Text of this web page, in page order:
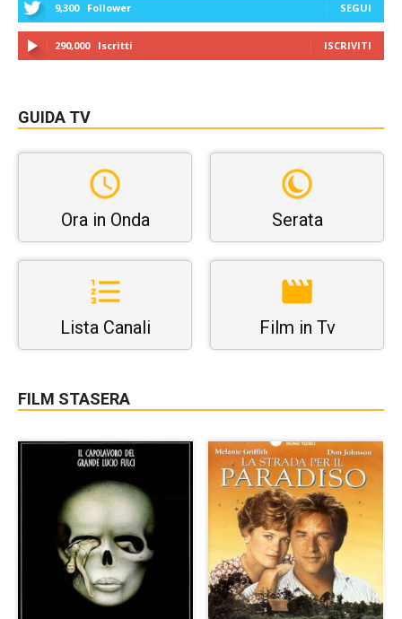
9,300 Follower SEGUI
290,000 Iscritti ISCRIVITI
GUIDA TV
Ora in Onda Serata
Lista Canali Film in Tv
FILM STASERA